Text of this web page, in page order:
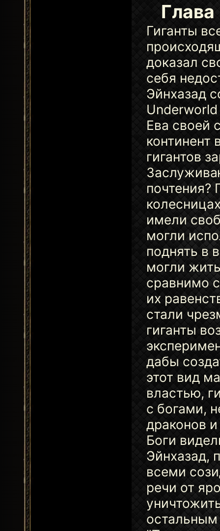
Гиганты
доказал
себя
Эйнхазад
Ева своей
континент
гигантов
почтения?
имели
могли
поднять в
могли
сравнимо
их
стали
гиганты
дабы
этот вид
властью,
с богами,
драконов
Боги
Эйнхазад,
всеми
речи от